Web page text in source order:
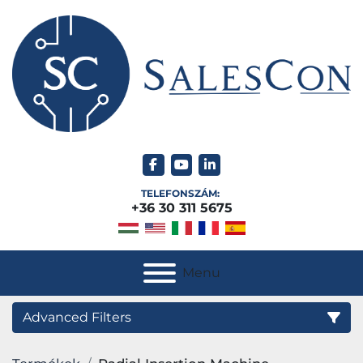
facebook
youtubelinkedin
TELEFONSZÁM:
+36 30 311 5675
Menu
Advanced Filters